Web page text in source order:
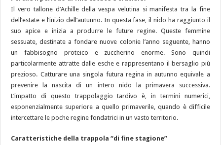
Il vero tallone d’Achille della vespa velutina si manifesta tra la fine
dell’estate e l’inizio dell’autunno. In questa fase, il nido ha raggiunto il
suo apice e inizia a produrre le future regine. Queste femmine
sessuate, destinate a fondare nuove colonie l’anno seguente, hanno
un fabbisogno proteico e zuccherino enorme. Sono quindi
particolarmente attratte dalle esche e rappresentano il bersaglio più
prezioso. Catturare una singola futura regina in autunno equivale a
prevenire la nascita di un intero nido la primavera successiva.
L’impatto di questo trappolaggio tardivo è, in termini numerici,
esponenzialmente superiore a quello primaverile, quando è difficile
intercettare le poche regine fondatrici in un vasto territorio.
Caratteristiche della trappola “di fine stagione”